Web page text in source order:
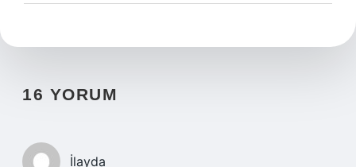
16 YORUM
İlayda